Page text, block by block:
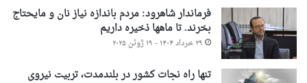
فرماندار شاهرود: مردم باندازه نیاز نان و مایحتاج
بخرند. تا ماهها ذخیره داریم
۲۹ خرداد ۱۴۰۴ - ۱۹ ژوئن ۲۰۲۵
تنها راه نجات کشور در بلندمدت، تربیت نیروی